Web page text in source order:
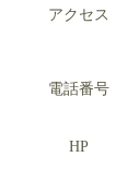
アクセス
電話番号
HP